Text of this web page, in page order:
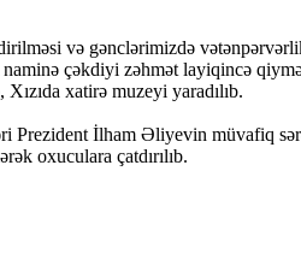
və gənclərimizdə
çəkdiyi zəhmət layiqincə
xatirə muzeyi yaradılıb.
Prezident İlham Əliyevin müvafiq
oxuculara çatdırılıb.